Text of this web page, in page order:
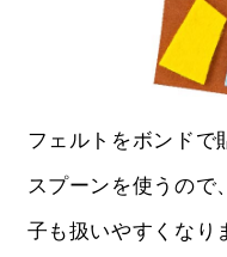
フェルトをボンドで
スプーンを使うので
子も扱いやすくなり